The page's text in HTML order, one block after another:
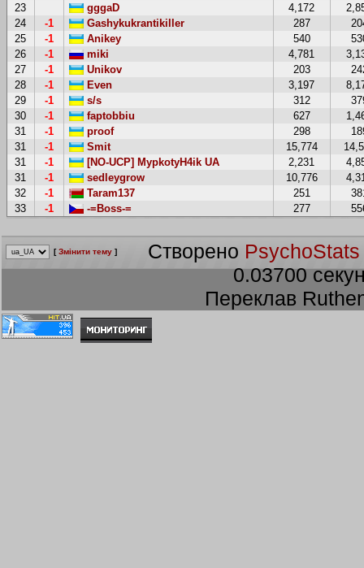
23
gggaD 4,172
24
-1 Gashykukrantikiller 287
25
-1 Anikey 540
26
-1 miki 4,781
27
-1 Unikov 203
28
-1 Even 3,197
29
-1 s/s 312
30
-1 faptobbiu 627
31
-1 proof 298
31
-1 Smit 15,774
31
-1 [NO-UCP] MypkotyH4ik UA 2,231
31
-1 sedleygrow 10,776
32
-1 Taram137 251
33
-1 -=Boss-= 277
[Змінити тему ] Створено
0.03700
Переклав